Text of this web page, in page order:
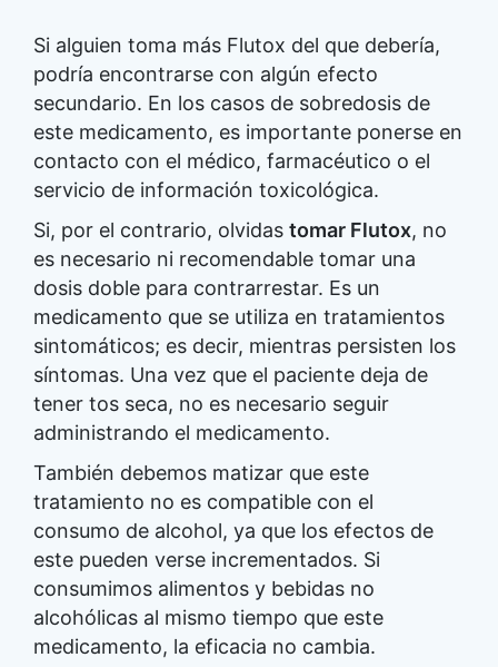
Si alguien toma más Flutox del que debería,
podría encontrarse con algún efecto
secundario. En los casos de sobredosis de
este medicamento, es importante ponerse en
contacto con el médico, farmacéutico o el
servicio de información toxicológica.
Si, por el contrario, olvidas tomar Flutox, no
es necesario ni recomendable tomar una
dosis doble para contrarrestar. Es un
medicamento que se utiliza en tratamientos
sintomáticos; es decir, mientras persisten los
síntomas. Una vez que el paciente deja de
tener tos seca, no es necesario seguir
administrando el medicamento.
También debemos matizar que este
tratamiento no es compatible con el
consumo de alcohol, ya que los efectos de
este pueden verse incrementados. Si
consumimos alimentos y bebidas no
alcohólicas al mismo tiempo que este
medicamento, la eficacia no cambia.